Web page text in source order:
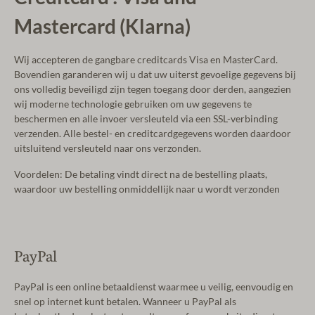
Mastercard (Klarna)
Wij accepteren de gangbare creditcards Visa en MasterCard.
Bovendien garanderen wij u dat uw uiterst gevoelige gegevens bij
ons volledig beveiligd zijn tegen toegang door derden, aangezien
wij moderne technologie gebruiken om uw gegevens te
beschermen en alle invoer versleuteld via een SSL-verbinding
verzenden. Alle bestel- en creditcardgegevens worden daardoor
uitsluitend versleuteld naar ons verzonden.
Voordelen: De betaling vindt direct na de bestelling plaats,
waardoor uw bestelling onmiddellijk naar u wordt verzonden
PayPal
PayPal is een online betaaldienst waarmee u veilig, eenvoudig en
snel op internet kunt betalen. Wanneer u PayPal als